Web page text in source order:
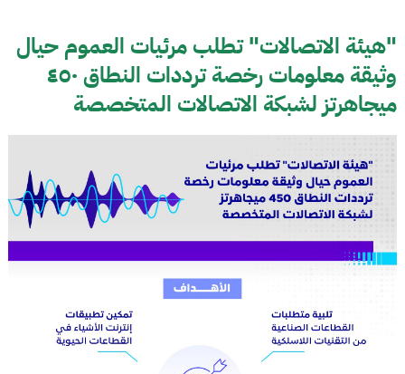
"هيئة الاتصالات" تطلب مرئيات العموم حيال
وثيقة معلومات رخصة ترددات النطاق ٤٥٠
ميجاهرتز لشبكة الاتصالات المتخصصة